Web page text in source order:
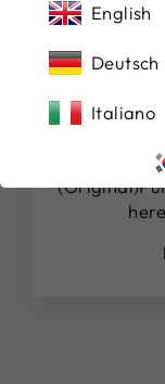
schöne
English
Deutsch
Italiano